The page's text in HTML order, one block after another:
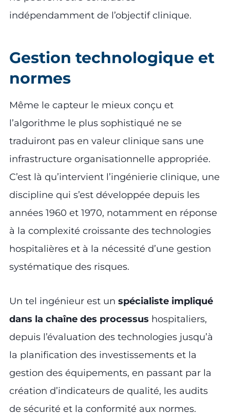
indépendamment de l’objectif clinique.
Gestion technologique et
normes
Même le capteur le mieux conçu et
l’algorithme le plus sophistiqué ne se
traduiront pas en valeur clinique sans une
infrastructure organisationnelle appropriée.
C’est là qu’intervient l’ingénierie clinique, une
discipline qui s’est développée depuis les
années 1960 et 1970, notamment en réponse
à la complexité croissante des technologies
hospitalières et à la nécessité d’une gestion
systématique des risques.
Un tel ingénieur est un spécialiste impliqué
dans la chaîne des processus hospitaliers,
depuis l’évaluation des technologies jusqu’à
la planification des investissements et la
gestion des équipements, en passant par la
création d’indicateurs de qualité, les audits
de sécurité et la conformité aux normes.